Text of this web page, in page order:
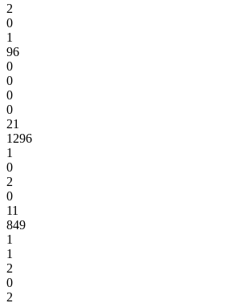
2
0
1
96
0
0
0
0
21
1296
1
0
2
0
11
849
1
1
2
0
2